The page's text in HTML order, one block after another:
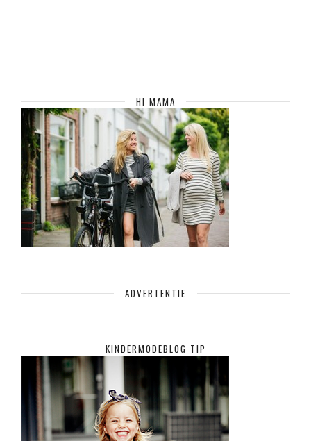
HI MAMA
ADVERTENTIE
KINDERMODEBLOG TIP